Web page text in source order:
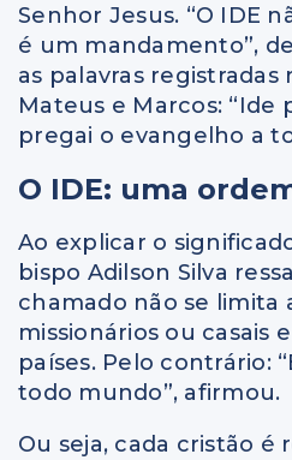
Senhor Jesus. “O IDE
é um mandamento”,
as palavras registradas
Mateus e Marcos:
pregai o evangelho a
O IDE: uma
Ao explicar o
bispo Adilson Silva
chamado não se limita
missionários ou casais
países. Pelo contrário:
todo mundo”, afirmou.
Ou seja, cada cristão é